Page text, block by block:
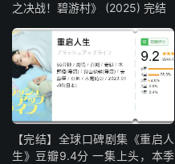
之决战！碧游村》 (2025) 完结
【完结】全球口碑剧集《重启人
生》豆瓣9.4分 一集上头，本季